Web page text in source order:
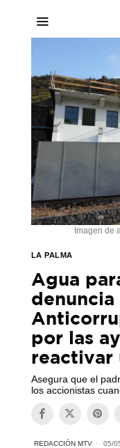
Imagen de
LA PALMA
Agua
denuncia
por las
reactivar
Asegura que el
los accionistas
REDACCIÓN MTV 05/